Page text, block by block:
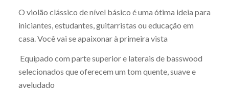
O violão clássico de nível básico é uma ótima ideia para
iniciantes, estudantes, guitarristas ou educação em
casa. Você vai se apaixonar à primeira vista
Equipado com parte superior e laterais de basswood
selecionados que oferecem um tom quente, suave e
aveludado